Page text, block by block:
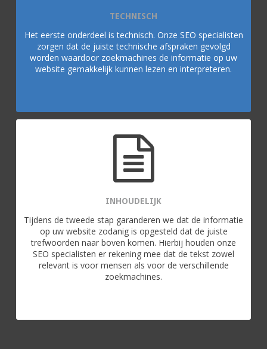
TECHNISCH
Het eerste onderdeel is technisch. Onze SEO specialisten
zorgen dat de juiste technische afspraken gevolgd
worden waardoor zoekmachines de informatie op uw
website gemakkelijk kunnen lezen en interpreteren.
INHOUDELIJK
Tijdens de tweede stap garanderen we dat de informatie
op uw website zodanig is opgesteld dat de juiste
trefwoorden naar boven komen. Hierbij houden onze
SEO specialisten er rekening mee dat de tekst zowel
relevant is voor mensen als voor de verschillende
zoekmachines.